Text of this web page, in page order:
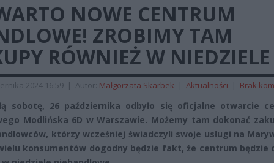
NOWE CENTRUM
ZROBIMY TAM
RÓWNIEŻ W NIEDZIELE
2024 16:59 | Autor: Małgorzata Skarbek | Aktualności | Brak
sobotę, 26 października odbyło się oficjalne otwarcie
Modlińska 6D w Warszawie. Możemy tam dokonać
którzy wcześniej świadczyli swoje usługi na
konsumentów dogodny będzie fakt, że centrum będzie